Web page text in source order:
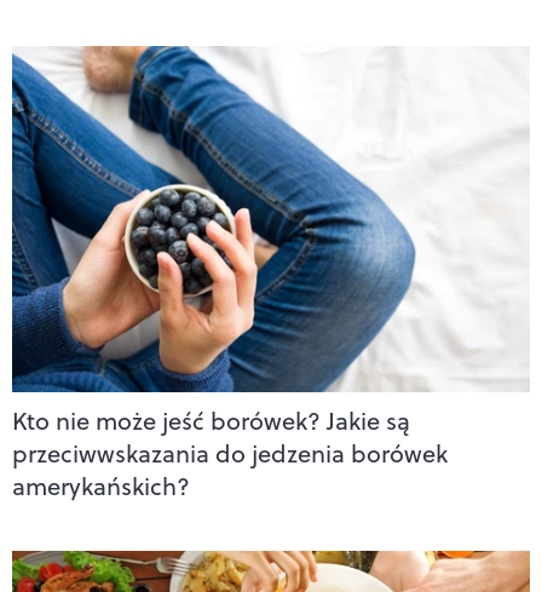
Kto nie może jeść borówek? Jakie są
przeciwwskazania do jedzenia borówek
amerykańskich?